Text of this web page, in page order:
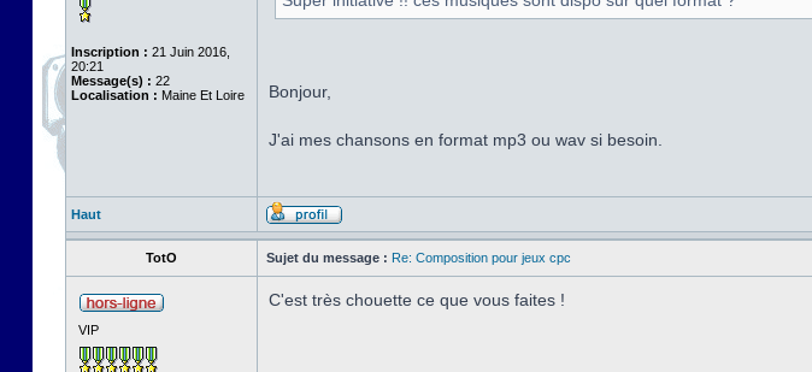
Inscription : 21 Juin 2016,
20:21
Message(s) : 22
Localisation : Maine Et Loire Bonjour,
J'ai mes chansons en format mp3 ou wav si besoin.
Haut
TotO Sujet du message : Re: Composition pour jeux cpc
VIP
C'est très chouette ce que vous faites !